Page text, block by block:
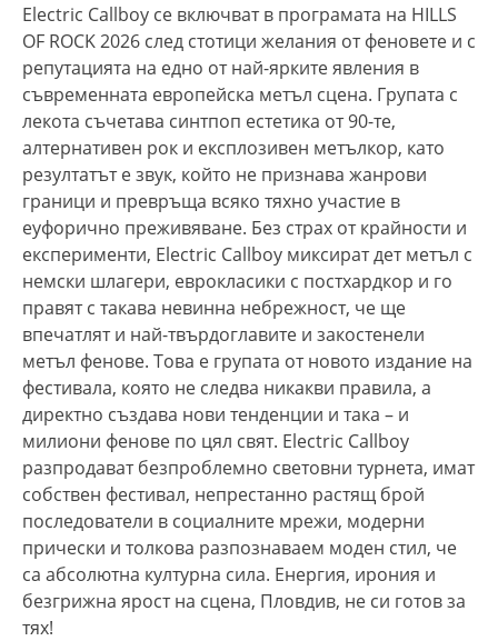
Electric Callboy се включват в програмата на HILLS
OF ROCK 2026 след стотици желания от феновете и с
репутацията на едно от най-ярките явления в
съвременната европейска метъл сцена. Групата с
лекота съчетава синтпоп естетика от 90-те,
алтернативен рок и експлозивен метълкор, като
резултатът е звук, който не признава жанрови
граници и превръща всяко тяхно участие в
еуфорично преживяване. Без страх от крайности и
експерименти, Electric Callboy миксират дет метъл с
немски шлагери, еврокласики с постхардкор и го
правят с такава невинна небрежност, че ще
впечатлят и най-твърдоглавите и закостенели
метъл фенове. Това е групата от новото издание на
фестивала, която не следва никакви правила, а
директно създава нови тенденции и така – и
милиони фенове по цял свят. Electric Callboy
разпродават безпроблемно световни турнета, имат
собствен фестивал, непрестанно растящ брой
последователи в социалните мрежи, модерни
прически и толкова разпознаваем моден стил, че
са абсолютна културна сила. Енергия, ирония и
безгрижна ярост на сцена, Пловдив, не си готов за
тях!